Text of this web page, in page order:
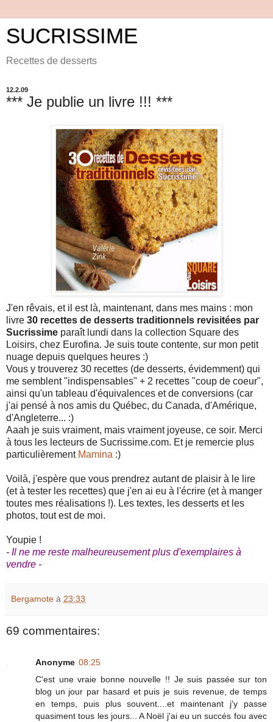
SUCRISSIME
Recettes de desserts
12.2.09
*** Je publie un livre !!! ***
J'en rêvais, et il est là, maintenant, dans mes mains : mon
livre 30 recettes de desserts traditionnels revisitées par
Sucrissime paraît lundi dans la collection Square des
Loisirs, chez Eurofina. Je suis toute contente, sur mon petit
nuage depuis quelques heures :)
Vous y trouverez 30 recettes (de desserts, évidemment) qui
me semblent "indispensables" + 2 recettes "coup de coeur",
ainsi qu'un tableau d'équivalences et de conversions (car
j'ai pensé à nos amis du Québec, du Canada, d'Amérique,
d'Angleterre... :)
Aaah je suis vraiment, mais vraiment joyeuse, ce soir. Merci
à tous les lecteurs de Sucrissime.com. Et je remercie plus
particulièrement Mamina :)
Voilà, j'espère que vous prendrez autant de plaisir à le lire
(et à tester les recettes) que j'en ai eu à l'écrire (et à manger
toutes mes réalisations !). Les textes, les desserts et les
photos, tout est de moi.
Youpie !
- Il ne me reste malheureusement plus d'exemplaires à
vendre -
Bergamote à 23:33
69 commentaires:
Anonyme 08:25
C'est une vraie bonne nouvelle !! Je suis passée sur ton
blog un jour par hasard et puis je suis revenue, de temps
en temps, puis plus souvent....et maintenant j'y passe
quasiment tous les jours... A Noël j'ai eu un succés fou avec